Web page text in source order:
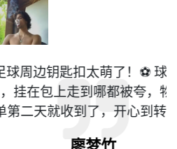
太萌了！⚽️ 球星人偶做得
到哪都被夸，物流也超快，
到了，开心到转圈圈💫